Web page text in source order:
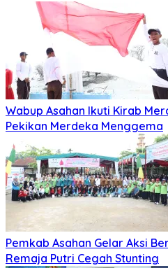
Juli 2, 2026
Di Hadapan Presiden
Terima Tanda
Hari Bhayangkara ke-80